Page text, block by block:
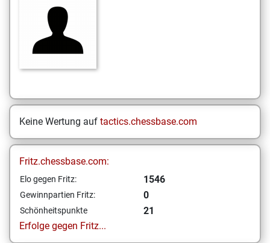
Keine Wertung auf tactics.chessbase.com
Fritz.chessbase.com:
Elo gegen Fritz: 1546
Gewinnpartien Fritz: 0
Schönheitspunkte
21
Erfolge gegen Fritz...